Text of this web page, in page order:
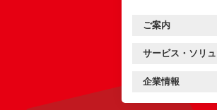
中部電力パワーグ
ご案内
（新しいウィン
中部電力パワー
サービス・ソリ
（新しいウィン
中部電力パワーグ
企業情報
（新しいウィン